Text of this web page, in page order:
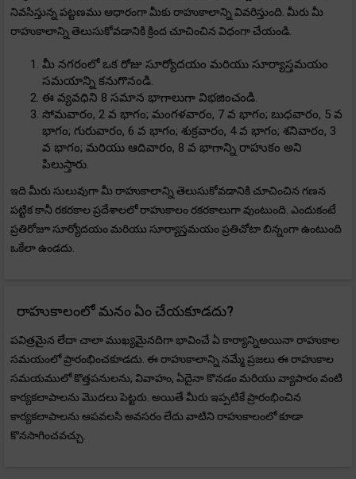
నివసిస్తున్న పట్టణము ఆధారంగా మీకు రాహుకాలాన్ని వివరిస్తుంది. మీరు మీ
రాహుకాలాన్ని తెలుసుకోవడానికి క్రింద చూచించిన విధంగా చేయండి.
మీ నగరంలో ఒక రోజు సూర్యోదయం మరియు సూర్యాస్తమయం
సమయాన్ని కనుగొనండి.
ఈ వ్యవధిని 8 సమాన భాగాలుగా విభజించండి.
సోమవారం, 2 వ భాగం; మంగళవారం, 7 వ భాగం; బుధవారం, 5 వ
భాగం; గురువారం, 6 వ భాగం; శుక్రవారం, 4 వ భాగం; శనివారం, 3
వ భాగం; మరియు ఆదివారం, 8 వ భాగాన్ని రాహుకం అని
పిలుస్తారు.
ఇది మీరు సులువుగా మీ రాహుకాలాన్ని తెలుసుకోవడానికి చూచించిన గణన
పట్టిక కానీ రకరకాల ప్రదేశాలలో రాహుకాలం రకరకాలుగా వుంటుంది. ఎందుకంటే
ప్రతిరోజూ సూర్యోదయం మరియు సూర్యాస్తమయం ప్రతిచోటా బిన్నంగా ఉంటుంది
ఒకేలా ఉండదు.
రాహుకాలంలో మనం ఏం చేయకూడదు?
పవిత్రమైన లేదా చాలా ముఖ్యమైనదిగా భావించే ఏ కార్యాన్నిఅయినా రాహుకాల
సమయంలో ప్రారంభించకూడదు. ఈ రాహుకాలాన్ని నమ్మే ప్రజలు ఈ రాహుకాల
సమయములో కొత్తపనులను, వివాహం, ఏదైనా కొనడం మరియు వ్యాపారం వంటి
కార్యకలాపాలను మొదలు పెట్టరు. అయితే మీరు ఇప్పటికే ప్రారంభించిన
కార్యకలాపాలను ఆపవలసి అవసరం లేదు వాటిని రాహుకాలంలో కూడా
కొనసాగించవచ్చు.